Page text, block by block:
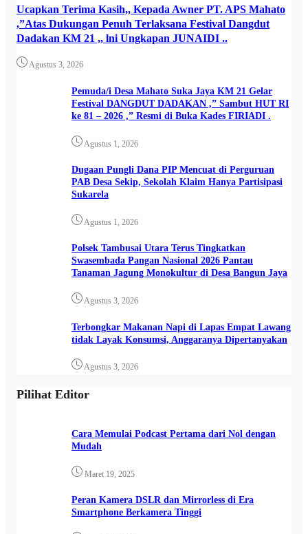
Ucapkan Terima Kasih,, Kepada Awner PT. APS Mahato
,”Atas Dukungan Penuh Terlaksana Festival Dangdut
Dadakan KM 21 ,, lni Ungkapan JUNAIDI ..
Agustus 3, 2026
Pemuda/i Desa Mahato Suka Jaya KM 21 Gelar
Festival DANGDUT DADAKAN ,” Sambut HUT RI
ke 81 – 2026 ,” Resmi di Buka Kades FIRIADI .
Agustus 1, 2026
Dugaan Pungli Dana PIP Mencuat di Perguruan
PAB Desa Sekip, Sekolah Klaim Hanya Partisipasi
Sukarela
Agustus 1, 2026
Polsek Tambusai Utara Terus Tingkatkan
Swasembada Pangan Nasional 2026 Pantau
Tanaman Jagung Monokultur di Desa Bangun Jaya
Agustus 3, 2026
Terbongkar Makanan Napi di Lapas Empat Lawang
tidak Layak Konsumsi, Anggaranya Dipertanyakan
Agustus 3, 2026
Pilihat Editor
Cara Memulai Podcast Pertama dari Nol dengan
Mudah
Maret 19, 2025
Peran Kamera DSLR dan Mirrorless di Era
Smartphone Berkamera Tinggi